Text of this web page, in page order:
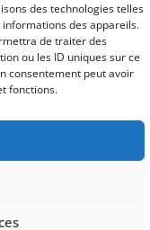
des technologies telles
des appareils.
de traiter des
ou les ID uniques sur ce
consentement peut avoir
fonctions.